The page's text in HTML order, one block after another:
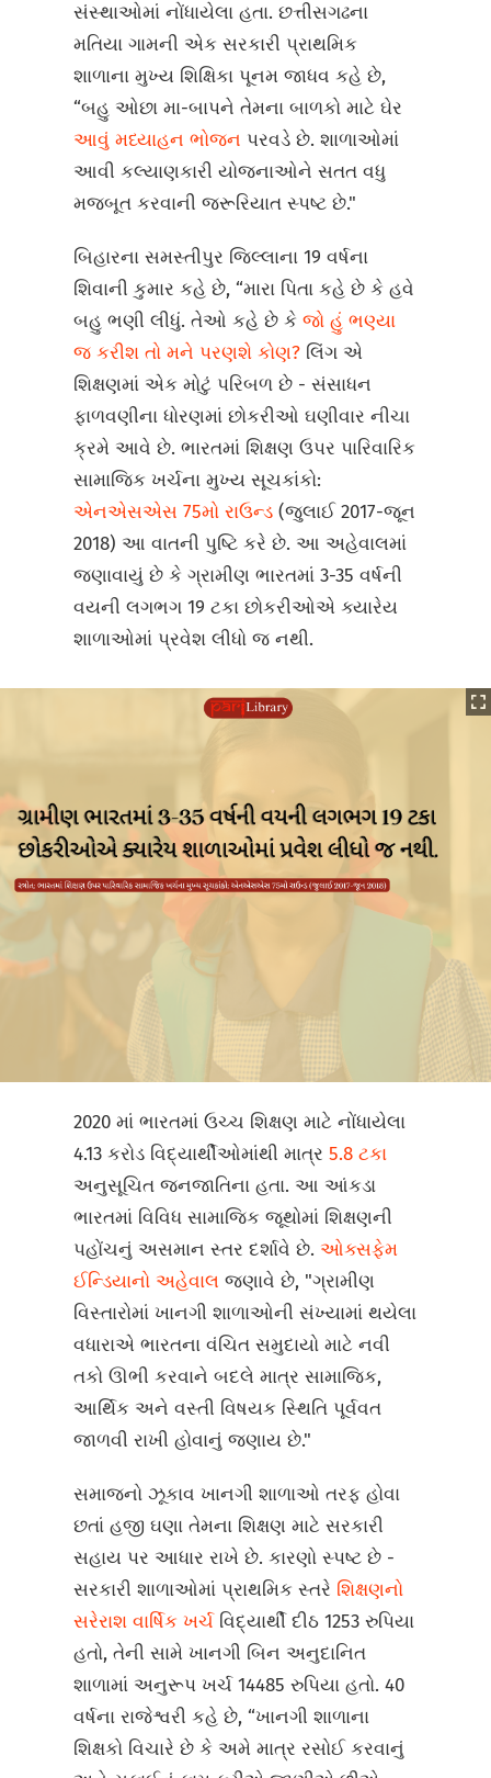
સંસ્થાઓમાં નોંધાયેલા હતા. છત્તીસગઢના
મતિયા ગામની એક સરકારી પ્રાથમિક
શાળાના મુખ્ય શિક્ષિકા પૂનમ જાધવ કહે છે,
“બહુ ઓછા મા-બાપને તેમના બાળકો માટે ઘેર
આવું મધ્યાહન ભોજનપરવડે છે. શાળાઓમાં
આવી કલ્યાણકારી યોજનાઓને સતત વધુ
મજબૂત કરવાની જરૂરિયાત સ્પષ્ટ છે."
બિહારના સમસ્તીપુર જિલ્લાના 19 વર્ષના
શિવાની કુમાર કહે છે, “મારા પિતા કહે છે કે હવે
બહુ ભણી લીધું. તેઓ કહે છે કેજો હું ભણ્યા
જ કરીશ તો મને પરણશે કોણ? લિંગ એ
શિક્ષણમાં એક મોટું પરિબળ છે - સંસાધન
ફાળવણીના ધોરણમાં છોકરીઓ ઘણીવાર નીચા
ક્રમે આવે છે. ભારતમાં શિક્ષણ ઉપર પારિવારિક
સામાજિક ખર્ચના મુખ્ય સૂચકાંકો:
એનએસએસ 75મો રાઉન્ડ(જુલાઈ 2017-જૂન
2018) આ વાતની પુષ્ટિ કરે છે. આ અહેવાલમાં
જણાવાયું છે કે ગ્રામીણ ભારતમાં 3-35 વર્ષની
વયની લગભગ 19 ટકા છોકરીઓએ ક્યારેય
શાળાઓમાં પ્રવેશ લીધો જ નથી.
2020 માં ભારતમાં ઉચ્ચ શિક્ષણ માટે નોંધાયેલા
4.13 કરોડ વિદ્યાર્થીઓમાંથી માત્ર5.8 ટકા
અનુસૂચિત જનજાતિના હતા. આ આંકડા
ભારતમાં વિવિધ સામાજિક જૂથોમાં શિક્ષણની
પહોંચનું અસમાન સ્તર દર્શાવે છે.ઓક્સફેમ
ઈન્ડિયાનો અહેવાલજણાવે છે, "ગ્રામીણ
વિસ્તારોમાં ખાનગી શાળાઓની સંખ્યામાં થયેલા
વધારાએ ભારતના વંચિત સમુદાયો માટે નવી
તકો ઊભી કરવાને બદલે માત્ર સામાજિક,
આર્થિક અને વસ્તી વિષયક સ્થિતિ પૂર્વવત
જાળવી રાખી હોવાનું જણાય છે."
સમાજનો ઝૂકાવ ખાનગી શાળાઓ તરફ હોવા
છતાં હજી ઘણા તેમના શિક્ષણ માટે સરકારી
સહાય પર આધાર રાખે છે. કારણો સ્પષ્ટ છે -
સરકારી શાળાઓમાં પ્રાથમિક સ્તરે શિક્ષણનો
સરેરાશ વાર્ષિક ખર્ચ વિદ્યાર્થી દીઠ 1253 રુપિયા
હતો, તેની સામે ખાનગી બિન અનુદાનિત
શાળામાં અનુરૂપ ખર્ચ 14485 રુપિયા હતો. 40
વર્ષના રાજેશ્વરી કહે છે, “ખાનગી શાળાના
શિક્ષકો વિચારે છે કે અમે માત્ર રસોઈ કરવાનું